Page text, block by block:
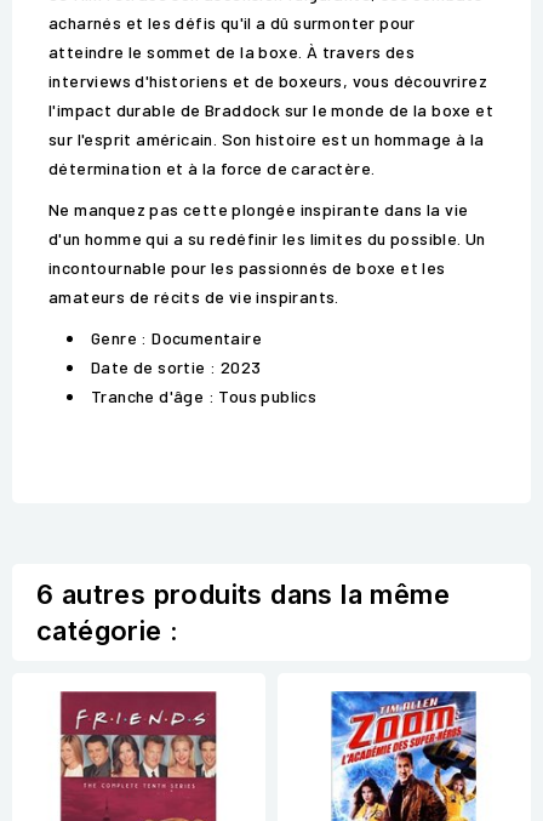
acharnés et les défis qu'il a dû surmonter pour
atteindre le sommet de la boxe. À travers des
interviews d'historiens et de boxeurs, vous découvrirez
l'impact durable de Braddock sur le monde de la boxe et
sur l'esprit américain. Son histoire est un hommage à la
détermination et à la force de caractère.
Ne manquez pas cette plongée inspirante dans la vie
d'un homme qui a su redéfinir les limites du possible. Un
incontournable pour les passionnés de boxe et les
amateurs de récits de vie inspirants.
Genre : Documentaire
Date de sortie : 2023
Tranche d'âge : Tous publics
6 autres produits dans la même
catégorie :